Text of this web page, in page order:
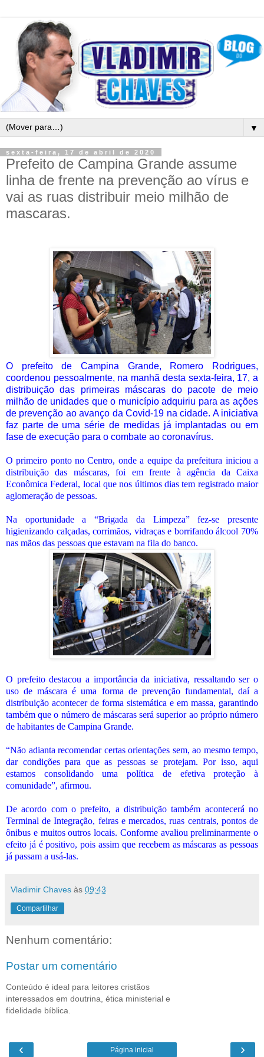
▼
sexta-feira, 17 de abril de 2020
Prefeito de Campina Grande assume
linha de frente na prevenção ao vírus e
vai as ruas distribuir meio milhão de
mascaras.
O prefeito de Campina Grande, Romero Rodrigues,
coordenou pessoalmente, na manhã desta sexta-feira, 17, a
distribuição das primeiras máscaras do pacote de meio
milhão de unidades que o município adquiriu para as ações
de prevenção ao avanço da Covid-19 na cidade. A iniciativa
faz parte de uma série de medidas já implantadas ou em
fase de execução para o combate ao coronavírus.
O primeiro ponto no Centro, onde a equipe da prefeitura iniciou a
distribuição das máscaras, foi em frente à agência da Caixa
Econômica Federal, local que nos últimos dias tem registrado maior
aglomeração de pessoas.
Na oportunidade a “Brigada da Limpeza” fez-se presente
higienizando calçadas, corrimãos, vidraças e borrifando álcool 70%
nas mãos das pessoas que estavam na fila do banco.
O prefeito destacou a importância da iniciativa, ressaltando ser o
uso de máscara é uma forma de prevenção fundamental, daí a
distribuição acontecer de forma sistemática e em massa, garantindo
também que o número de máscaras será superior ao próprio número
de habitantes de Campina Grande.
“Não adianta recomendar certas orientações sem, ao mesmo tempo,
dar condições para que as pessoas se protejam. Por isso, aqui
estamos consolidando uma política de efetiva proteção à
comunidade”, afirmou.
De acordo com o prefeito, a distribuição também acontecerá no
Terminal de Integração, feiras e mercados, ruas centrais, pontos de
ônibus e muitos outros locais. Conforme avaliou preliminarmente o
efeito já é positivo, pois assim que recebem as máscaras as pessoas
já passam a usá-las.
Vladimir Chaves às 09:43
Compartilhar
Nenhum comentário:
Postar um comentário
Conteúdo é ideal para leitores cristãos
interessados em doutrina, ética ministerial e
fidelidade bíblica.
‹ ›
Página inicial